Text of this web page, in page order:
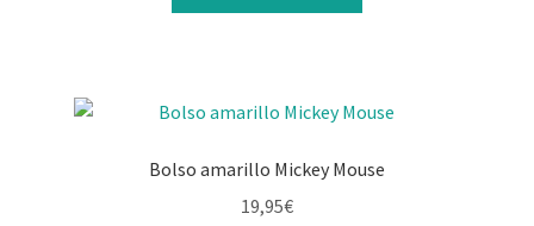
Bolso amarillo Mickey Mouse
19,95€